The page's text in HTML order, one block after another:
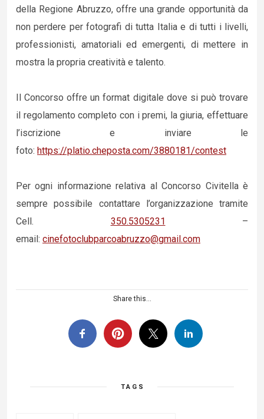
della Regione Abruzzo, offre una grande opportunità da
non perdere per fotografi di tutta Italia e di tutti i livelli,
professionisti, amatoriali ed emergenti, di mettere in
mostra la propria creatività e talento.
Il Concorso offre un format digitale dove si può trovare
il regolamento completo con i premi, la giuria, effettuare
l’iscrizione e inviare le
foto: https://platio.cheposta.com/3880181/contest
Per ogni informazione relativa al Concorso Civitella è
sempre possibile contattare l’organizzazione tramite
Cell. 350.5305231 –
email: cinefotoclubparcoabruzzo@gmail.com
Share this...
TAGS